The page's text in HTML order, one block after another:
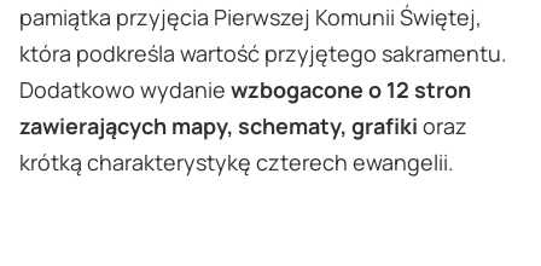
pamiątka przyjęcia Pierwszej Komunii Świętej,
która podkreśla wartość przyjętego sakramentu.
Dodatkowo wydanie wzbogacone o 12 stron
zawierających mapy, schematy, grafiki oraz
krótką charakterystykę czterech ewangelii.